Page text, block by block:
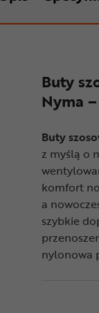
Buty
Nyma
Buty
z myślą o
komfort
a
szybkie
nylonowa